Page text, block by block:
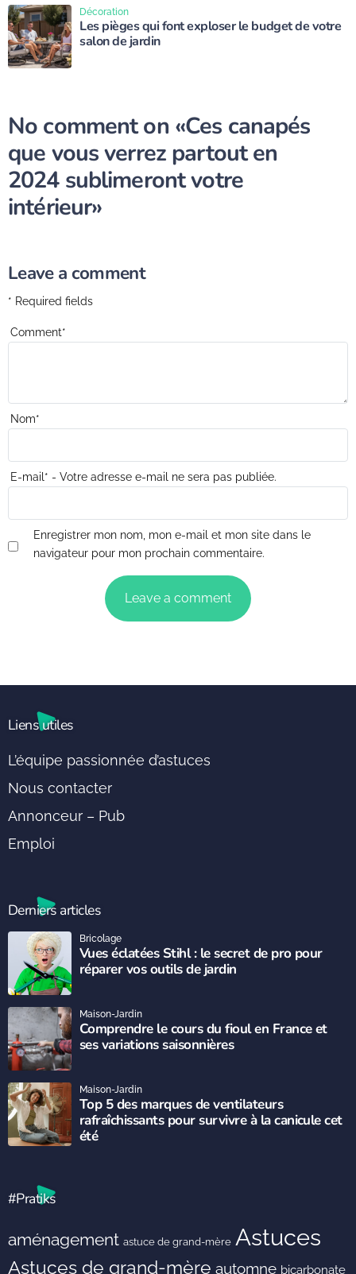
Les pièges qui font exploser le budget de votre
salon de jardin
Décoration
No comment on «Ces canapés
que vous verrez partout en
2024 sublimeront votre
intérieur»
Leave a comment
* Required fields
Comment*
Nom*
E-mail* - Votre adresse e-mail ne sera pas publiée.
Enregistrer mon nom, mon e-mail et mon site dans le
navigateur pour mon prochain commentaire.
Liens utiles
L’équipe passionnée d’astuces
Nous contacter
Annonceur – Pub
Emploi
Derniers articles
Vues éclatées Stihl : le secret de pro pour
réparer vos outils de jardin
Bricolage
Comprendre le cours du fioul en France et
ses variations saisonnières
Maison-Jardin
Top 5 des marques de ventilateurs
rafraîchissants pour survivre à la canicule cet
été
Maison-Jardin
#Pratiks
aménagement astuce de grand-mère Astuces
Astuces de grand-mère automne bicarbonate